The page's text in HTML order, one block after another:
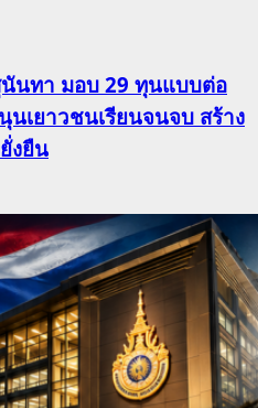
นทา มอบ 29 ทุนแบบต่อ
เยาวชนเรียนจนจบ สร้าง
งยืน